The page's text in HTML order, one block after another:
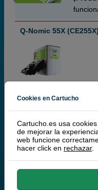
Q-Nomic 55X
14.000 páginas
(9 / 2
Cookies en Cartucho
Cartucho.es usa
de mejorar la
web funcione
hacer click en rechazar.